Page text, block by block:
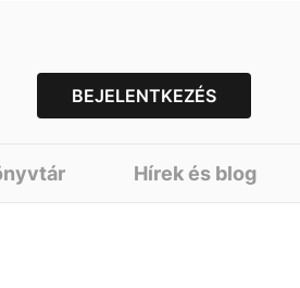
BEJELENTKEZÉS
Hírek és blog